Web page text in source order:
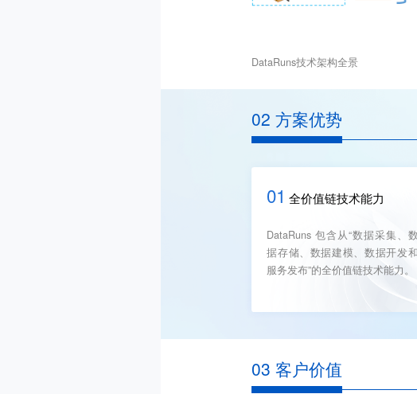
DataRuns技术架构全景
02 方案优势
01 全价值链技术能力
DataRuns 包含从“数据采集、数
据存储、数据建模、数据开发和
服务发布”的全价值链技术能力。
03 客户价值